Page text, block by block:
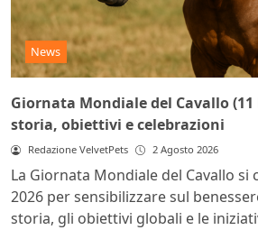
News
Giornata Mondiale del Cavallo (11
storia, obiettivi e celebrazioni
Redazione VelvetPets 2 Agosto 2026
La Giornata Mondiale del Cavallo si
2026 per sensibilizzare sul
storia, gli obiettivi globali e le